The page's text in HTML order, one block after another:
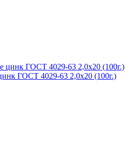
ГОСТ 4029-63 2,0х20 (100г.)